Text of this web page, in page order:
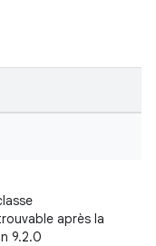
après la
9.2.0